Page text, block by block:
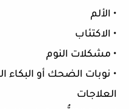
• الألم
• الاكتئاب
• مشكلات النوم
• نوبات الضحك أو البكاء
العلاجات